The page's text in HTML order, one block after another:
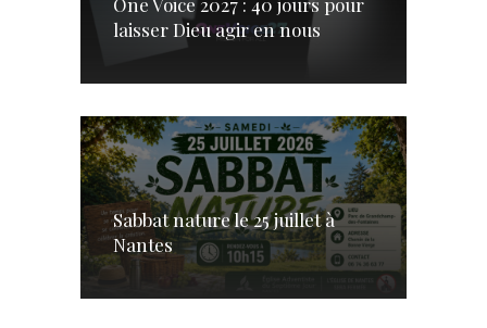
laisser Dieu agir en nous
Sabbat nature le 25 juillet à
Nantes